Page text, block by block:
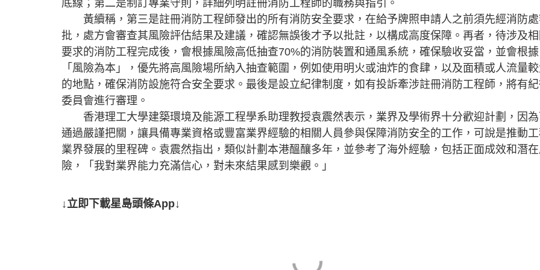
底線；第二是制訂專業守則，詳細列明註冊消防工程師的職務與指引。
黃續稱，第三是註冊消防工程師發出的所有消防安全要求，在給予牌照申請人之前須先經消防處
批，處方會審查其風險評估結果及建議，確認無誤後才予以批註，以構成高度保障。再者，待涉及相
要求的消防工程完成後，會根據風險高低抽查70%的消防裝置和通風系統，確保驗收妥當，並會根據
「風險為本」，優先將高風險場所納入抽查範圍，例如使用明火或油炸的食肆，以及面積或人流量
的地點，確保消防設施符合安全要求。最後是設立紀律制度，如有投訴牽涉註冊消防工程師，將有
委員會進行審理。
香港理工大學建築環境及能源工程學系助理教授袁震然表示，業界及學術界十分歡迎計劃，因為
通過嚴謹把關，讓具備專業資格或豐富業界經驗的相關人員參與保障消防安全的工作，可說是推動
業界發展的里程碑。袁震然指出，類似計劃本港醞釀多年，並參考了海外經驗，包括正面成效和潛
險，「我對業界能力充滿信心，對未來結果感到樂觀。」
↓立即下載星島頭條App↓